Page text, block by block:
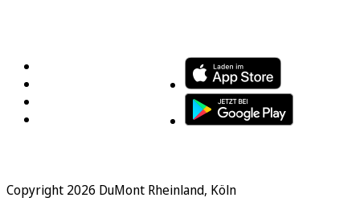
Copyright 2026 DuMont Rheinland, Köln